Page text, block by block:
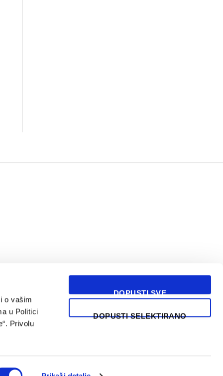
o vašim
u Politici
Privolu
DOPUSTI SVE
DOPUSTI SELEKTIRANO